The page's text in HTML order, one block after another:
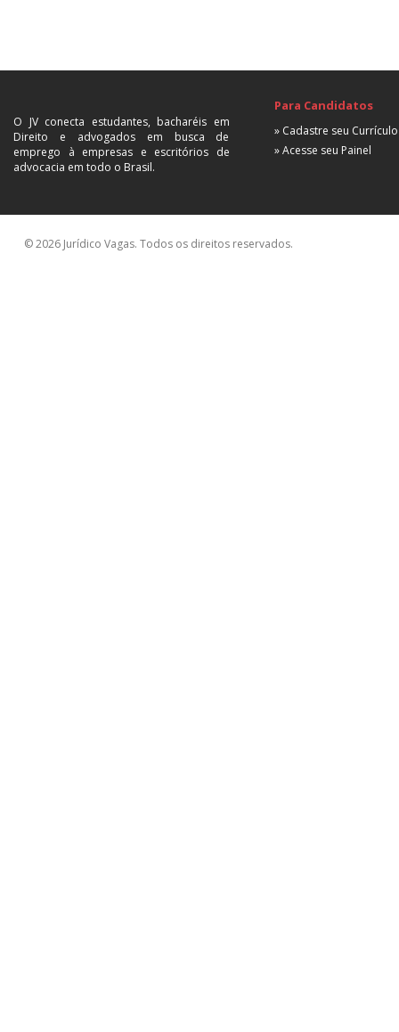
O JV conecta estudantes, bacharéis em
Direito e advogados em busca de
emprego à empresas e escritórios de
advocacia em todo o Brasil.
Para Candidatos
» Cadastre seu Currículo
» Acesse seu Painel
© 2026 Jurídico Vagas. Todos os direitos reservados.